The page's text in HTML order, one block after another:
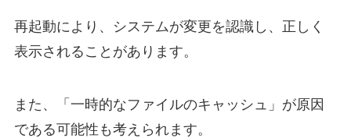
再起動により、システムが変更を認識し、正しく
表示されることがあります。
また、「一時的なファイルのキャッシュ」が原因
である可能性も考えられます。